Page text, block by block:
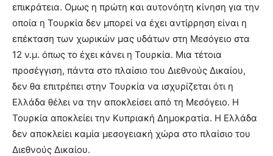
επικράτεια. Ομως η πρώτη και αυτονόητη κίνηση για την
οποία η Τουρκία δεν μπορεί να έχει αντίρρηση είναι η
επέκταση των χωρικών μας υδάτων στη Μεσόγειο στα
12 ν.μ. όπως το έχει κάνει η Τουρκία. Μια τέτοια
προσέγγιση, πάντα στο πλαίσιο του Διεθνούς Δικαίου,
δεν θα επιτρέπει στην Τουρκία να ισχυρίζεται ότι η
Ελλάδα θέλει να την αποκλείσει από τη Μεσόγειο. Η
Τουρκία αποκλείει την Κυπριακή Δημοκρατία. Η Ελλάδα
δεν αποκλείει καμία μεσογειακή χώρα στο πλαίσιο του
Διεθνούς Δικαίου.